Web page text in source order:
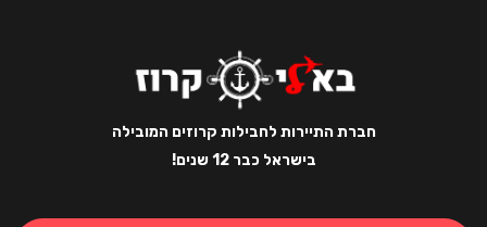
חברת התיירות לחבילות קרוזים המובילה
בישראל כבר 12 שנים!